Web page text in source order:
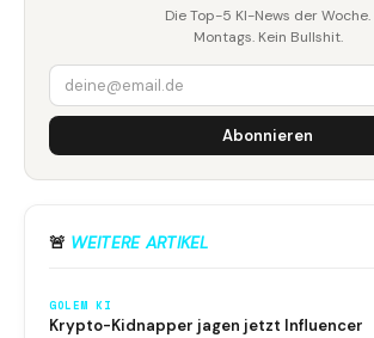
Die Top-5 KI-News der Woche.
Montags. Kein Bullshit.
Abonnieren
🚨 WEITERE ARTIKEL
GOLEM KI
Krypto-Kidnapper jagen jetzt Influencer